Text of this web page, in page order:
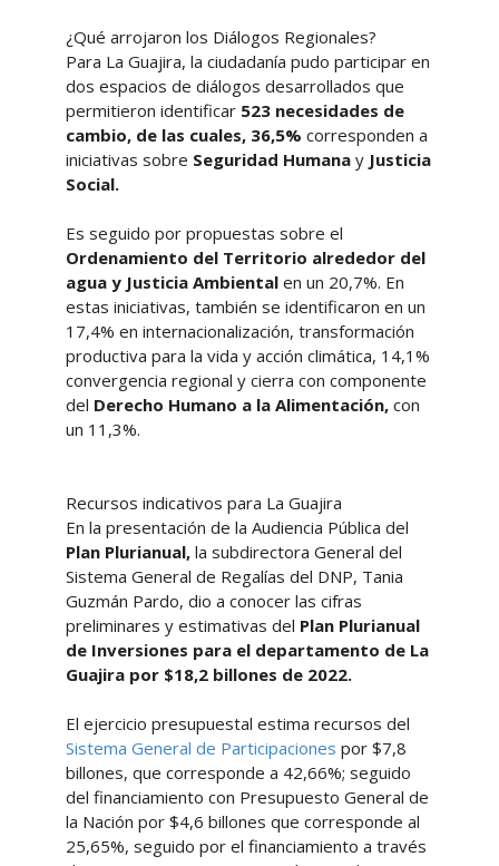
¿Qué arrojaron los Diálogos Regionales?
Para La Guajira, la ciudadanía pudo participar en
dos espacios de diálogos desarrollados que
permitieron identificar523 necesidades de
cambio, de las cuales, 36,5% corresponden a
iniciativas sobre Seguridad Humana yJusticia
Social.
Es seguido por propuestas sobre el
Ordenamiento del Territorio alrededor del
agua y Justicia Ambiental en un 20,7%. En
estas iniciativas, también se identificaron en un
17,4% en internacionalización, transformación
productiva para la vida y acción climática, 14,1%
convergencia regional y cierra con componente
del Derecho Humano a la Alimentación, con
un 11,3%.
Recursos indicativos para La Guajira
En la presentación de la Audiencia Pública del
Plan Plurianual,la subdirectora General del
Sistema General de Regalías del DNP, Tania
Guzmán Pardo, dio a conocer las cifras
preliminares y estimativas del Plan Plurianual
de Inversiones para el departamento de La
Guajira por $18,2 billones de 2022.
El ejercicio presupuestal estima recursos del
Sistema General de Participaciones por $7,8
billones, que corresponde a 42,66%; seguido
del financiamiento con Presupuesto General de
la Nación por $4,6 billones que corresponde al
25,65%, seguido por el financiamiento a través